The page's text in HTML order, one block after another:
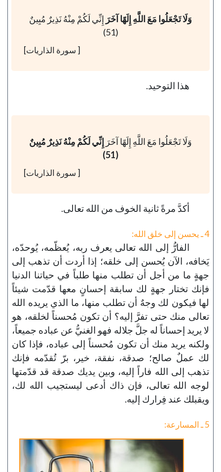
وَلَا تَجْعَلُوا مَعَ اللَّهِ إِلَهًا آخَرَ إِنِّي لَكُمْ مِنْهُ نَذِيرٌ مُبِينٌ
(51)
[ سورة الذاريات]
هذا التوحيد.
وَلَا تَجْعَلُوا مَعَ اللَّهِ إِلَهًا آخَرَ إِنِّي لَكُمْ مِنْهُ نَذِيرٌ مُبِينٌ
(51)
[ سورة الذاريات]
أكدَّ مرةً ثانية الخوف من الله تعالى.
4 ـ يحسن إلى خلق الله:
الفارُّ إلى الله تعالى يعرف ربه، يُعظّمه، يُوحدّه،
يَخافه، الآن يُحسن إلى خلقه؛ إذا أردت أن تذهب إلى
جهةٍ ما من أجل أن تطلب منها طلباً في حياتنا الدنيا
فإنك تختار جهةٍ لك سابقة إحسانٍ معها قدّمت شيئاً
لها فيكون لك وجهٌ أن تطلب منها، ما الذي يريده الله
تعالى منك حتى تفرَّ إليه؟ أن تكون مُحسناً لخلقه، هو
لا يريد إحساناً له جلَّ جلاله فهو الغنيُّ عن عباده جميعاً،
ولكنه يريد منك أن تكون مُحسناً إلى عباده، فإذا كان
لك عملٌ صالح؛ صدقة، نفقة، خير، برّ تُقدّمه فإنك
تذهب إلى الله فاراً إليه، وبين يديك صدقة قد قدّمتها
لوجه الله تعالى، فإن ذاك أدعى ليستجيب الله لك،
ويقبلك عند فِرارك إليه.
5 ـ المسارعة: